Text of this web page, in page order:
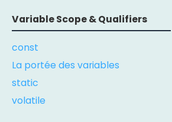
Variable Scope & Qualifiers
const
La portée des variables
static
volatile